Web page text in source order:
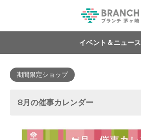
イベント＆ニュース
期間限定ショップ
8月の催事カレンダー